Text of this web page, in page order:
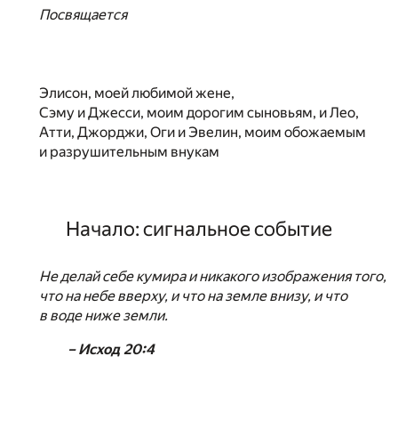
Посвящается
Элисон, моей любимой жене,
Сэму и Джесси, моим дорогим сыновьям, и Лео,
Атти, Джорджи, Оги и Эвелин, моим обожаемым
и разрушительным внукам
Начало: сигнальное событие
Не делай себе кумира и никакого изображения того,
что на небе вверху, и что на земле внизу, и что
в воде ниже земли.
– Исход 20:4